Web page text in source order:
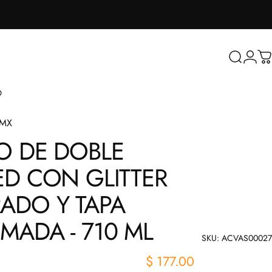
Buscar
DE DOBLE
CON GLITTER
YTAPA
- 710ML SKU: ACVAS00027
$ 177.00